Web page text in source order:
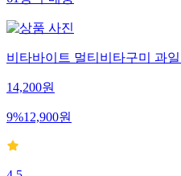
비타바이트 멀티비타구미 과
14,200원
9%12,900원